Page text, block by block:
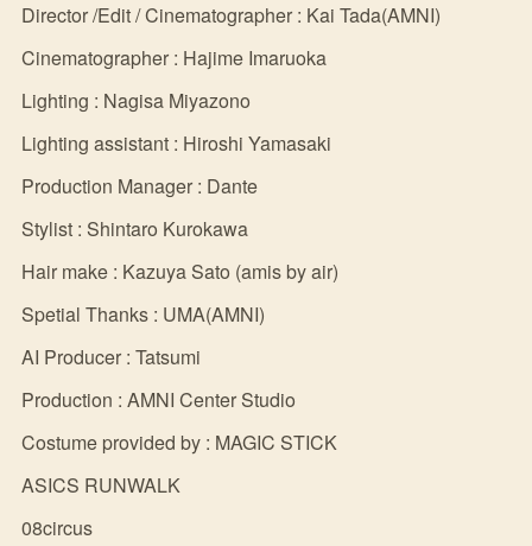
Director /Edit / Cinematographer : Kai Tada(AMNI)
Cinematographer : Hajime Imaruoka
Lighting : Nagisa Miyazono
Lighting assistant : Hiroshi Yamasaki
Production Manager : Dante
Stylist : Shintaro Kurokawa
Hair make : Kazuya Sato (amis by air)
Spetial Thanks : UMA(AMNI)
AI Producer : Tatsumi
Production : AMNI Center Studio
Costume provided by : MAGIC STICK
ASICS RUNWALK
08circus